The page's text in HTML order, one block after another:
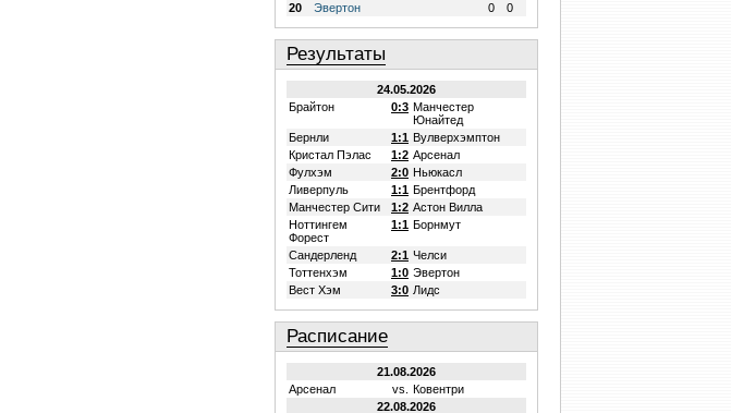
20
Эвертон 0 0
Результаты
24.05.2026
Брайтон
0:3 Манчестер
Юнайтед
Бернли
1:1 Вулверхэмптон
Кристал Пэлас
1:2 Арсенал
Фулхэм
2:0 Ньюкасл
Ливерпуль
1:1 Брентфорд
Манчестер Сити
1:2 Астон Вилла
Ноттингем
Форест
1:1 Борнмут
Сандерленд 2:1 Челси
Тоттенхэм
1:0 Эвертон
Вест Хэм
3:0 Лидс
Расписание
21.08.2026
Арсенал
vs.
Ковентри
22.08.2026